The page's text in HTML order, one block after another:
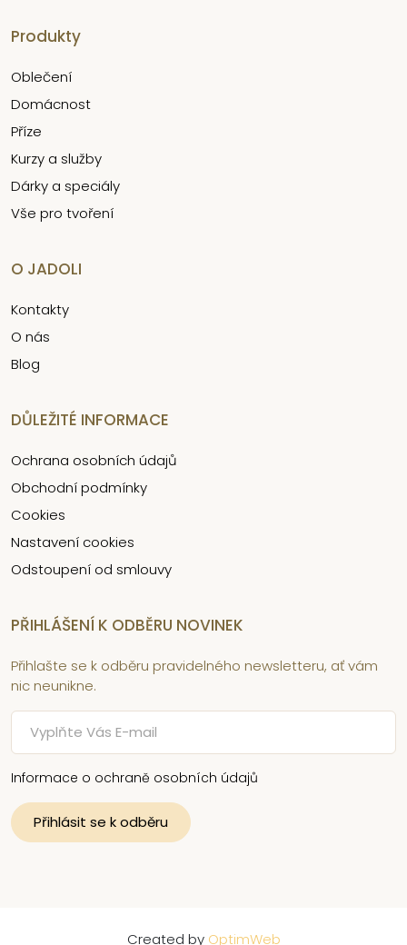
Produkty
Oblečení
Domácnost
Příze
Kurzy a služby
Dárky a speciály
Vše pro tvoření
O JADOLI
Kontakty
O nás
Blog
DŮLEŽITÉ INFORMACE
Ochrana osobních údajů
Obchodní podmínky
Cookies
Nastavení cookies
Odstoupení od smlouvy
PŘIHLÁŠENÍ K ODBĚRU NOVINEK
Přihlašte se k odběru pravidelného newsletteru, ať vám
nic neunikne.
Informace o ochraně osobních údajů
Created by OptimWeb